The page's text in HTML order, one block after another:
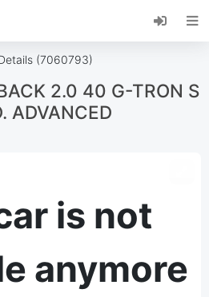
eCarsTrade web,
Αρχική οθόνη σας και
(7060793)
2.0 40 G-TRON S
ADVANCED
is not
anymore